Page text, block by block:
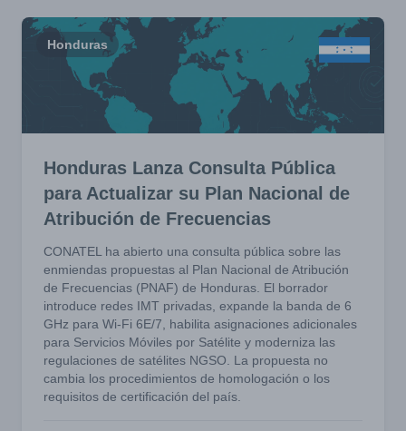
Honduras
Honduras Lanza Consulta Pública
para Actualizar su Plan Nacional de
Atribución de Frecuencias
CONATEL ha abierto una consulta pública sobre las
enmiendas propuestas al Plan Nacional de Atribución
de Frecuencias (PNAF) de Honduras. El borrador
introduce redes IMT privadas, expande la banda de 6
GHz para Wi-Fi 6E/7, habilita asignaciones adicionales
para Servicios Móviles por Satélite y moderniza las
regulaciones de satélites NGSO. La propuesta no
cambia los procedimientos de homologación o los
requisitos de certificación del país.